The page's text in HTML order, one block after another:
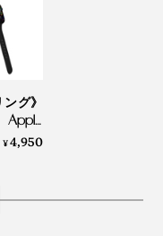
合わせ使いで、さら
グ》
のワ
きる
ホー
¥4,950